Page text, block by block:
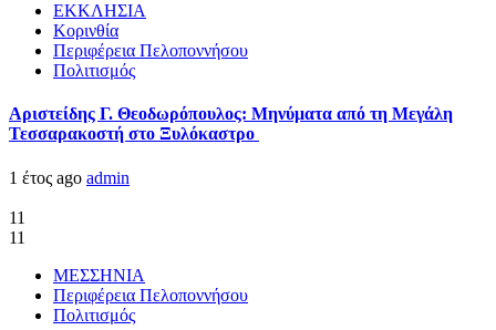
ΕΚΚΛΗΣΙΑ
Κορινθία
Περιφέρεια Πελοποννήσου
Πολιτισμός
Αριστείδης Γ. Θεοδωρόπουλος: Μηνύματα από τη Μεγάλη
Τεσσαρακοστή στο Ξυλόκαστρο
1 έτος ago admin
11
11
ΜΕΣΣΗΝΙΑ
Περιφέρεια Πελοποννήσου
Πολιτισμός